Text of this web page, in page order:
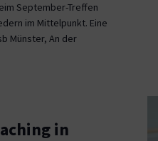
September-Treffen
im Mittelpunkt. Eine
Münster, An der
in